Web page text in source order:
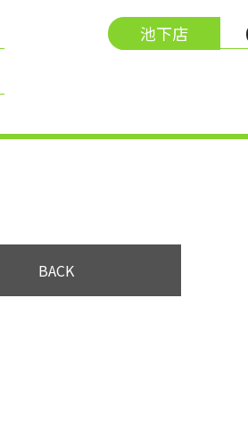
池下店
BACK